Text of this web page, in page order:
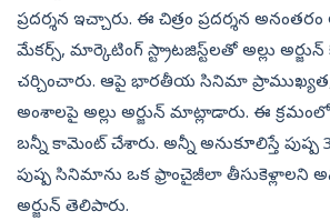
ప్రదర్శన ఇచ్చారు. ఈ చిత్రం ప్రదర్శన
మేకర్స్, మార్కెటింగ్‌ స్ట్రాటజిస్ట్‌లతో అల్లు
చర్చించారు. ఆపై భారతీయ సినిమా ప్రాముఖ్యత,
అంశాలపై అల్లు అర్జున్‌ మాట్లాడారు. ఈ క్రమంలో
బన్నీ కామెంట్‌ చేశారు. అన్నీ అనుకూలిస్తే పుష్ప
పుష్ప సినిమాను ఒక ఫ్రాంచైజీలా తీసుకెళ్లాలని
అర్జున్‌ తెలిపారు.